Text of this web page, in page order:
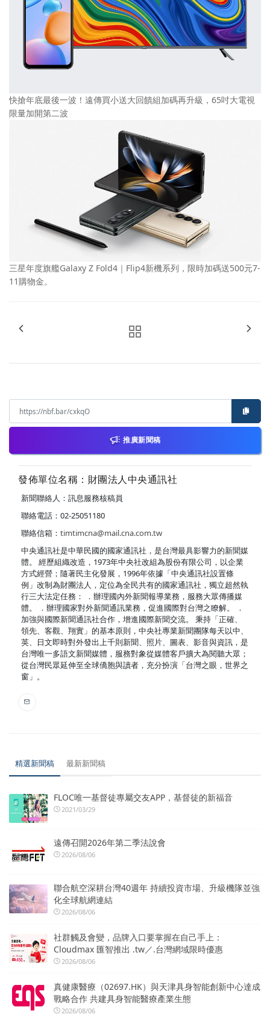
快搶年底最後一波！遠傳買小送大回饋組加碼再升級，65吋大電視
限量加開第二波
三星年度旗艦Galaxy Z Fold4｜Flip4新機系列，限時加碼送500元7-
11購物金。
推廣新聞稿
發佈單位名稱：財團法人中央通訊社
新聞聯絡人：訊息服務核稿員
聯絡電話：02-25051180
聯絡信箱： timtimcna@mail.cna.com.tw
中央通訊社是中華民國的國家通訊社，是台灣最具影響力的新聞媒
體。 經歷組織改造，1973年中央社改組為股份有限公司，以企業
方式經營；隨著民主化發展，1996年依據「中央通訊社設置條
例」改制為財團法人，定位為全民共有的國家通訊社，獨立超然執
行三大法定任務： ．辦理國內外新聞報導業務，服務大眾傳播媒
體。 ．辦理國家對外新聞通訊業務，促進國際對台灣之瞭解。 ．
加強與國際新聞通訊社合作，增進國際新聞交流。 秉持「正確、
領先、客觀、翔實」的基本原則，中央社專業新聞團隊每天以中、
英、日文即時對外發出上千則新聞、照片、圖表、影音與資訊，是
台灣唯一多語文新聞媒體，服務對象從媒體客戶擴大為閱聽大眾；
從台灣民眾延伸至全球僑胞與讀者，充分扮演「台灣之眼，世界之
窗」。
精選新聞稿 最新新聞稿
FLOC唯一基督徒專屬交友APP，基督徒的新福音
2021/03/29
遠傳召開2026年第二季法說會
2026/08/06
聯合航空深耕台灣40週年 持續投資市場、升級機隊並強
化全球航網連結
2026/08/06
社群觸及會變，品牌入口要掌握在自己手上：
Cloudmax 匯智推出 .tw／.台灣網域限時優惠
2026/08/06
真健康醫療（02697.HK）與天津具身智能創新中心達成
戰略合作 共建具身智能醫療產業生態
2026/08/06